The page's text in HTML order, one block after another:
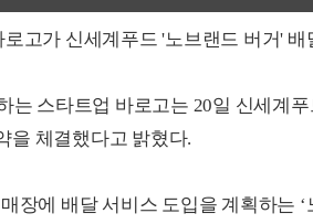
고가 신세계푸드 '노브랜드 버거' 배
는 스타트업 바로고는 20일 신세계
을 체결했다고 밝혔다.
장에 배달 서비스 도입을 계획하는 ‘